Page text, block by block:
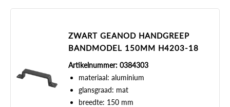
ZWART GEANOD HANDGREEP
BANDMODEL 150MM H4203-18
Artikelnummer: 0384303
materiaal: aluminium
glansgraad: mat
breedte: 150 mm